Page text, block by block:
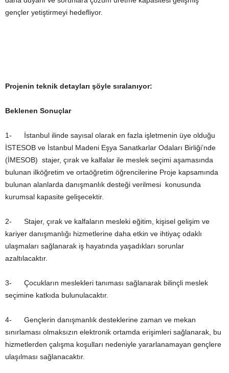
gençler yetiştirmeyi hedefliyor.
Projenin teknik detayları şöyle sıralanıyor:
Beklenen Sonuçlar
1- İstanbul ilinde sayısal olarak en fazla işletmenin üye olduğu
İSTESOB ve İstanbul Madeni Eşya Sanatkarlar Odaları Birliği’nde
(İMESOB) stajer, çırak ve kalfalar ile meslek seçimi aşamasında
bulunan ilköğretim ve ortaöğretim öğrencilerine Proje kapsamında
bulunan alanlarda danışmanlık desteği verilmesi konusunda
kurumsal kapasite gelişecektir.
2- Stajer, çırak ve kalfaların mesleki eğitim, kişisel gelişim ve
kariyer danışmanlığı hizmetlerine daha etkin ve ihtiyaç odaklı
ulaşmaları sağlanarak iş hayatında yaşadıkları sorunlar
azaltılacaktır.
3- Çocukların meslekleri tanıması sağlanarak bilinçli meslek
seçimine katkıda bulunulacaktır.
4- Gençlerin danışmanlık desteklerine zaman ve mekan
sınırlaması olmaksızın elektronik ortamda erişimleri sağlanarak, bu
hizmetlerden çalışma koşulları nedeniyle yararlanamayan gençlere
ulaşılması sağlanacaktır.